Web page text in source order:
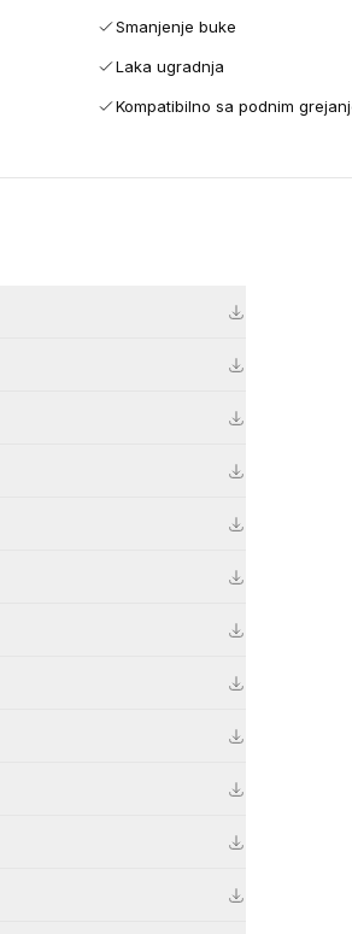
Smanjenje buke
Laka ugradnja
Kompatibilno sa podnim